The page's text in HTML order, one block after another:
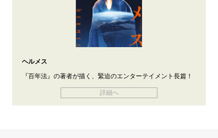
ヘルメス
『百年法』の著者が描く、緊迫のエンターテイメント長篇！
詳細へ